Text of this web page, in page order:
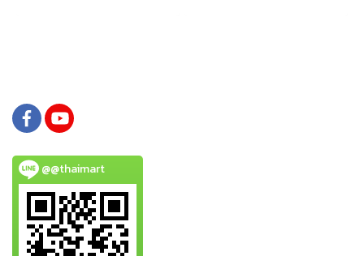
สะอาดได้อย่างสะดวกสบาย
พร้อมตอบโจทย์ทุกไลฟ์สไตล์ของ
@@thaimart